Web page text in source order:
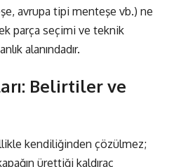
avrupa tipi menteşe vb.) ne
parça seçimi ve teknik
alanındadır.
Belirtiler ve
kendiliğinden çözülmez;
ürettiği kaldıraç